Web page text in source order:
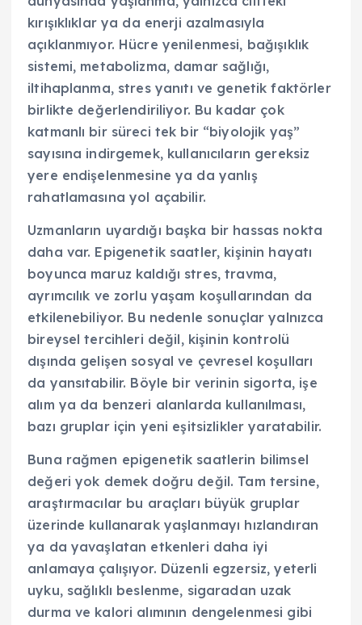
kırışıklıklar ya da enerji azalmasıyla
açıklanmıyor. Hücre yenilenmesi, bağışıklık
sistemi, metabolizma, damar sağlığı,
iltihaplanma, stres yanıtı ve genetik faktörler
birlikte değerlendiriliyor. Bu kadar çok
katmanlı bir süreci tek bir “biyolojik yaş”
sayısına indirgemek, kullanıcıların gereksiz
yere endişelenmesine ya da yanlış
rahatlamasına yol açabilir.
Uzmanların uyardığı başka bir hassas nokta
daha var. Epigenetik saatler, kişinin hayatı
boyunca maruz kaldığı stres, travma,
ayrımcılık ve zorlu yaşam koşullarından da
etkilenebiliyor. Bu nedenle sonuçlar yalnızca
bireysel tercihleri değil, kişinin kontrolü
dışında gelişen sosyal ve çevresel koşulları
da yansıtabilir. Böyle bir verinin sigorta, işe
alım ya da benzeri alanlarda kullanılması,
bazı gruplar için yeni eşitsizlikler yaratabilir.
Buna rağmen epigenetik saatlerin bilimsel
değeri yok demek doğru değil. Tam tersine,
araştırmacılar bu araçları büyük gruplar
üzerinde kullanarak yaşlanmayı hızlandıran
ya da yavaşlatan etkenleri daha iyi
anlamaya çalışıyor. Düzenli egzersiz, yeterli
uyku, sağlıklı beslenme, sigaradan uzak
durma ve kalori alımının dengelenmesi gibi